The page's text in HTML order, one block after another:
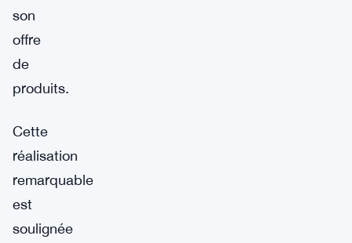
son
offre
de
produits.
Cette
réalisation
remarquable
est
soulignée